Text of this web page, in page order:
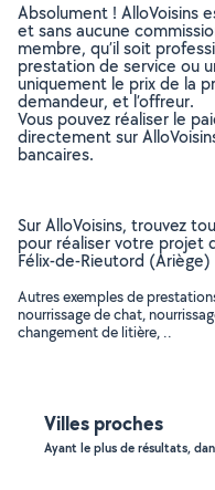
Absolument ! AlloVoisins
et sans aucune
membre, qu’il soit
prestation de service ou
uniquement le prix de la
demandeur, et l’offreur.
Vous pouvez réaliser le
directement sur
bancaires.
Sur AlloVoisins, trouvez
pour réaliser votre projet
Félix-de-Rieutord (Ariège)
Autres exemples de
nourrissage de chat,
changement de litière, ..
Villes proches
Ayant le plus de résultats,